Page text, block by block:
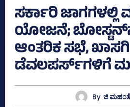
ಸರ್ಕಾರಿ ಜಾಗಗಳಲ್ಲಿ
ಯೋಜನೆ;
ಆಂತರಿಕ ಸಭೆ,
ಡೆವಲಪರ್ಸ್‌ಗಳಿಗೆ
By ಜಿ